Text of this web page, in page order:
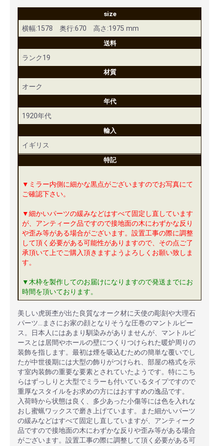
size
横幅:1578 奥行:670 高さ:1975 mm
送料
ランク19
材質
オーク
年代
1920年代
輸入
イギリス
特記
▼ミラー内側に細かな黒点がございますのでお写真にて
ご確認下さい。
▼細かいパーツの緩みなどはすべて固定し直しています
が、アンティーク品ですので接地面の木にわずかな反り
や歪み等がある場合がございます。設置工事の際に調整
して頂く必要がある可能性がありますので、その点ご了
承頂いて上でご購入頂きますようよろしくお願い致しま
す。
▼木枠を製作してのお届けになりますので発送までにお
時間を頂いております。
美しい虎斑杢が出た良質なオーク材に天使の彫刻や大理石
パーツ…まさにお家の顔となりそうな圧巻のマントルピー
ス。日本人にはあまり馴染みがありませんが、マントルピ
ースとは居間やホールの壁につくりつけられた暖炉周りの
装飾を指します。最初は煙を吸込むための簡単な覆いでし
たが中世後期には大型の飾りがつけられ、部屋の格式を示
す室内装飾の重要な要素とされていたようです。特にこち
らはずっしりと大型でミラーも付いているタイプですので
重厚なスタイルをお求めの方にはおすすめの逸品です。
入荷時から状態は良く、多少あった小傷等には色を入れな
おし蜜蝋ワックスで磨き上げています。また細かいパーツ
の緩みなどはすべて固定し直していますが、アンティーク
品ですので接地面の木にわずかな反りや歪み等がある場合
がございます。設置工事の際に調整して頂く必要がある可